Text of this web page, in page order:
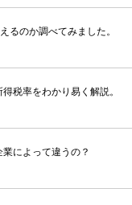
るのか調べてみました。
税率をわかり易く解説。
によって違うの？